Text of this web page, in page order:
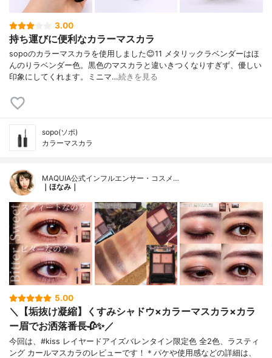
3.00
持ち運びに便利なカラーマスカラ
sopoのカラーマスカラを使用しました😊11 メタリックラベンダーはほ
んのりラベンダー色。黒色のマスカラと違いきつくなりすぎず、優しい
印象にしてくれます。ミニマ…続きを見る
sopo(ソポ)
カラーマスカラ
MAQUIA公式インフルエンサー・コスメ…
｜ほなみ｜
5.00
＼【垢抜け凝縮】くすみシャドウ×カラーマスカラ×カラ
ー眉でお洒落番長🥀✨／
今回は、#kiss レイヤードアイズバレンタイン限定色 全2色、ラスティ
ング カールマスカラのレビューです！＊パケや使用感などの詳細は、